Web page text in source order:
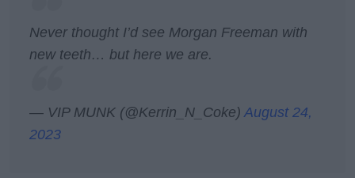
Never thought I’d see Morgan Freeman with
new teeth… but here we are.
— VIP MUNK (@Kerrin_N_Coke)August 24,
2023